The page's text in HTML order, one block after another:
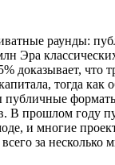
раунды:
Эра
доказывает, что
тогда
публичные
В прошлом году
и многие
за несколько